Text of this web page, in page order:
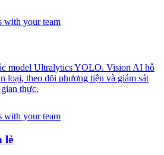
model Ultralytics YOLO. Vision AI hỗ
loại, theo dõi phương tiện và giám sát
thực.
lẻ